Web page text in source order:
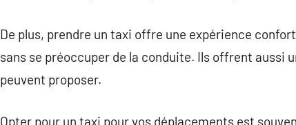
De plus, prendre un taxi offre une expérience
sans se préoccuper de la conduite. Ils offrent aussi
peuvent proposer.
Opter pour un taxi pour vos déplacements est